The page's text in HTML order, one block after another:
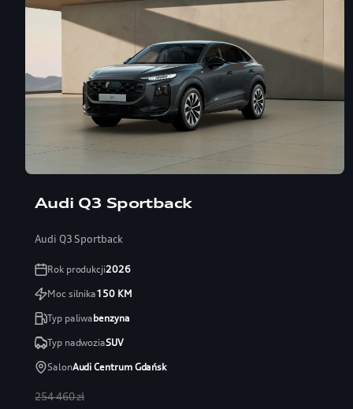
Audi Q3 Sportback
Audi Q3 Sportback
Rok produkcji2026
Moc silnika150KM
Typ paliwabenzyna
Typ nadwoziaSUV
SalonAudi Centrum Gdańsk
254 460 zł